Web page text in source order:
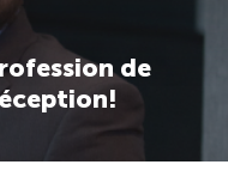
de